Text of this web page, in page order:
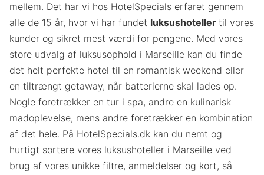
mellem. Det har vi hos HotelSpecials erfaret gennem
alle de 15 år, hvor vi har fundet luksushoteller til vores
kunder og sikret mest værdi for pengene. Med vores
store udvalg af luksusophold i Marseille kan du finde
det helt perfekte hotel til en romantisk weekend eller
en tiltrængt getaway, når batterierne skal lades op.
Nogle foretrækker en tur i spa, andre en kulinarisk
madoplevelse, mens andre foretrækker en kombination
af det hele. På HotelSpecials.dk kan du nemt og
hurtigt sortere vores luksushoteller i Marseille ved
brug af vores unikke filtre, anmeldelser og kort, så